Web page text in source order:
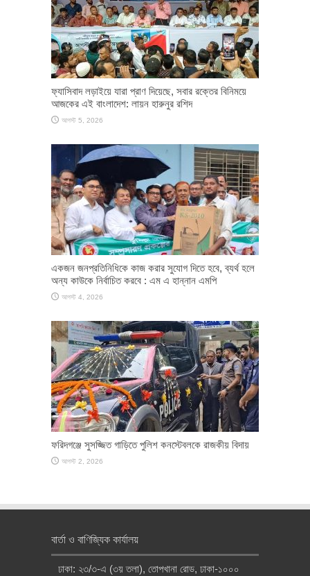
ফ্যাসিবাদ লড়াইয়ে যারা প্রাণ দিয়েছে, সবার রক্তের বিনিময়ে
আজকের এই বাংলাদেশ: লায়ন হারুনুর রশিদ
আগস্ট 5, 2026
একজন জনপ্রতিনিধিকে কাজ করার সুযোগ দিতে হবে, ব্যর্থ হলে
অন্য কাউকে নির্বাচিত করবে : এম এ হান্নান এমপি
আগস্ট 4, 2026
ফরিদগঞ্জে সুসজ্জিত গাড়িতে পুলিশ কনস্টেবলকে রাজকীয় বিদায়
আগস্ট 2, 2026
বার্তা ও বাণিজ্যিক কার্যালয়
ঢাকা: ২৩/৩-এ (৩য় তলা), তোপখানা রোড, ঢাকা-১০০০